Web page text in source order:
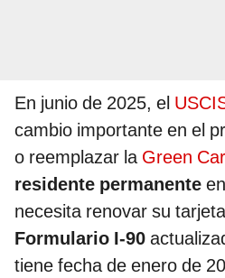
En junio de 2025, el
cambio importante en el
o reemplazar la Green
residente permanente en
necesita renovar su
Formulario I-90
tiene fecha de enero de